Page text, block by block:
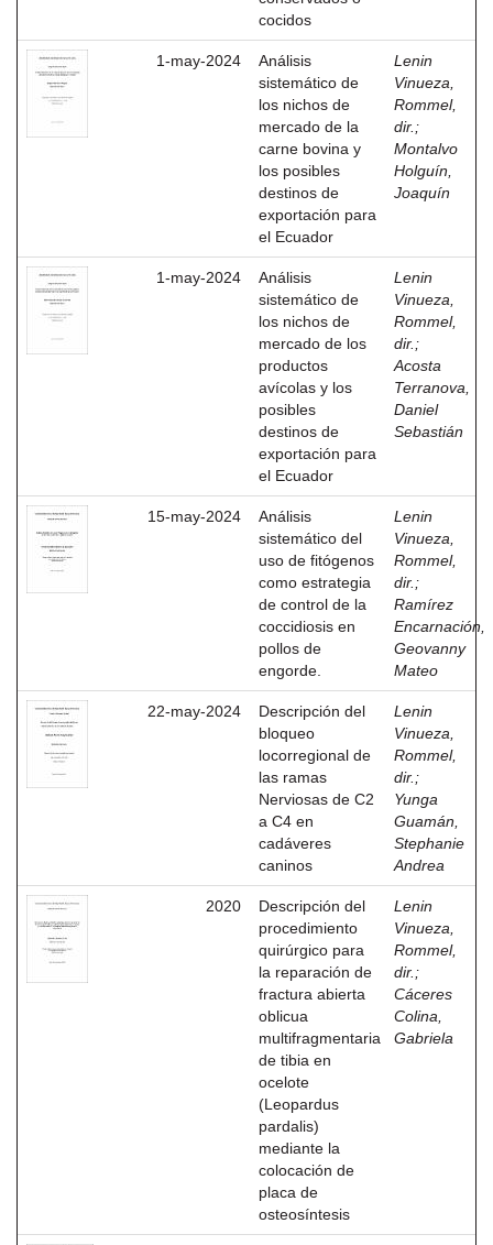
cocidos
1-may-2024
Análisis
sistemático de
los nichos de
mercado de la
carne bovina y
los posibles
destinos de
exportación para
el Ecuador
Lenin
Vinueza,
Rommel,
dir. ;
Montalvo
Holguín,
Joaquín
1-may-2024
Análisis
sistemático de
los nichos de
mercado de los
productos
avícolas y los
posibles
destinos de
exportación para
el Ecuador
Lenin
Vinueza,
Rommel,
dir. ;
Acosta
Terranova,
Daniel
Sebastián
15-may-2024
Análisis
sistemático del
uso de fitógenos
como estrategia
de control de la
coccidiosis en
pollos de
engorde.
Lenin
Vinueza,
Rommel,
dir. ;
Ramírez
Encarnación,
Geovanny
Mateo
22-may-2024
Descripción del
bloqueo
locorregional de
las ramas
Nerviosas de C2
a C4 en
cadáveres
caninos
Lenin
Vinueza,
Rommel,
dir. ;
Yunga
Guamán,
Stephanie
Andrea
2020
Descripción del
procedimiento
quirúrgico para
la reparación de
fractura abierta
oblicua
multifragmentaria
de tibia en
ocelote
(Leopardus
pardalis)
mediante la
colocación de
placa de
osteosíntesis
Lenin
Vinueza,
Rommel,
dir. ;
Cáceres
Colina,
Gabriela